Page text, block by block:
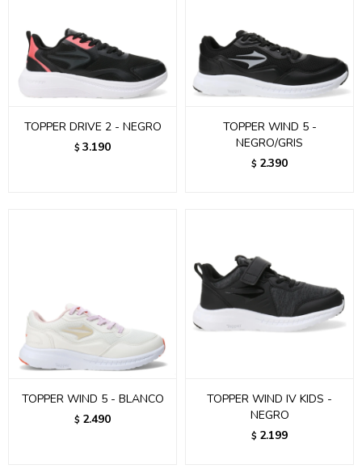
TOPPER DRIVE 2 - NEGRO
$ 3.190
TOPPER WIND 5 -
NEGRO/GRIS
$ 2.390
TOPPER WIND 5 - BLANCO
$ 2.490
TOPPER WIND IV KIDS -
NEGRO
$ 2.199